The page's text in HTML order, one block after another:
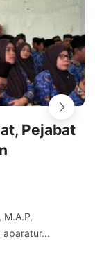
Pejabat
aparatur...